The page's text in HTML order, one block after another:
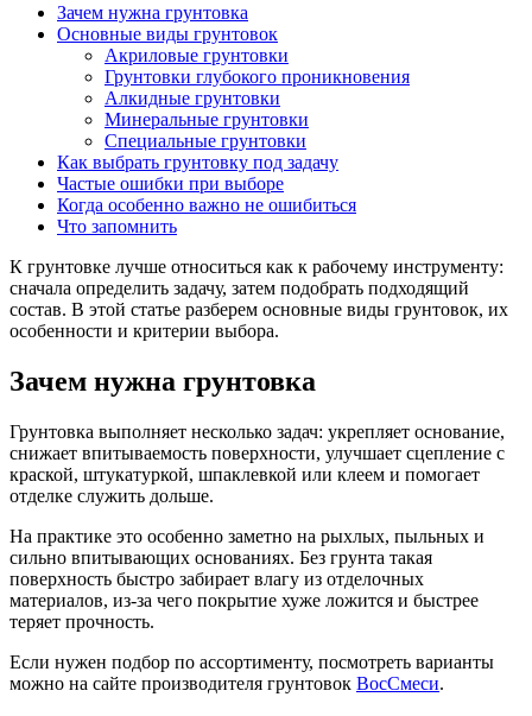
Зачем нужна грунтовка
Основные виды грунтовок
Акриловые грунтовки
Грунтовки глубокого проникновения
Алкидные грунтовки
Минеральные грунтовки
Специальные грунтовки
Как выбрать грунтовку под задачу
Частые ошибки при выборе
Когда особенно важно не ошибиться
Что запомнить
К грунтовке лучше относиться как к рабочему инструменту:
сначала определить задачу, затем подобрать подходящий
состав. В этой статье разберем основные виды грунтовок, их
особенности и критерии выбора.
Зачем нужна грунтовка
Грунтовка выполняет несколько задач: укрепляет основание,
снижает впитываемость поверхности, улучшает сцепление с
краской, штукатуркой, шпаклевкой или клеем и помогает
отделке служить дольше.
На практике это особенно заметно на рыхлых, пыльных и
сильно впитывающих основаниях. Без грунта такая
поверхность быстро забирает влагу из отделочных
материалов, из-за чего покрытие хуже ложится и быстрее
теряет прочность.
Если нужен подбор по ассортименту, посмотреть варианты
можно на сайте производителя грунтовок ВосСмеси.